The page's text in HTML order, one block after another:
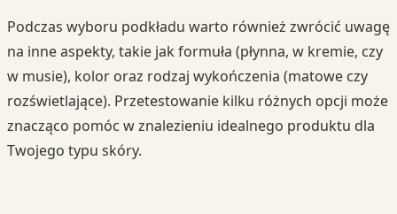
Podczas wyboru podkładu warto również zwrócić uwagę
na inne aspekty, takie jak formuła (płynna, w kremie, czy
w musie), kolor oraz rodzaj wykończenia (matowe czy
rozświetlające). Przetestowanie kilku różnych opcji może
znacząco pomóc w znalezieniu idealnego produktu dla
Twojego typu skóry.